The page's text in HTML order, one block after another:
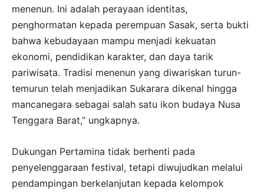
menenun. Ini adalah perayaan identitas,
penghormatan kepada perempuan Sasak, serta bukti
bahwa kebudayaan mampu menjadi kekuatan
ekonomi, pendidikan karakter, dan daya tarik
pariwisata. Tradisi menenun yang diwariskan turun-
temurun telah menjadikan Sukarara dikenal hingga
mancanegara sebagai salah satu ikon budaya Nusa
Tenggara Barat,” ungkapnya.
Dukungan Pertamina tidak berhenti pada
penyelenggaraan festival, tetapi diwujudkan melalui
pendampingan berkelanjutan kepada kelompok